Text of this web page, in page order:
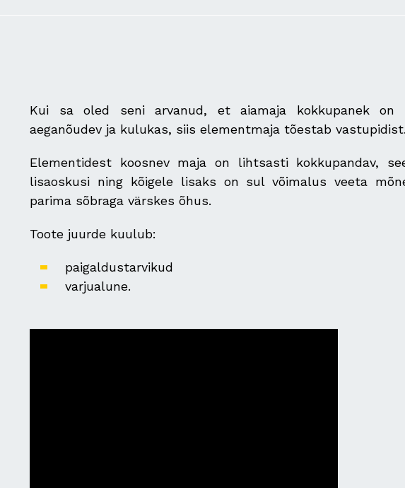
Kui sa oled seni arvanud, et aiamaja kokkupanek on
aeganõudev ja kulukas, siis elementmaja tõestab vastupidist.
Elementidest koosnev maja on lihtsasti kokkupandav,
lisaoskusi ning kõigele lisaks on sul võimalus veeta
parima sõbraga värskes õhus.
Toote juurde kuulub:
paigaldustarvikud
varjualune.